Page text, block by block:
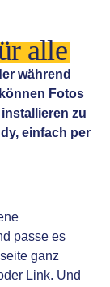
alle
während
Fotos
zu
einfach per
passe es
ganz
Link. Und